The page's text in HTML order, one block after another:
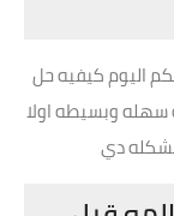
اليوم كيفيه حل
سهله وبسيطه اولا
دي